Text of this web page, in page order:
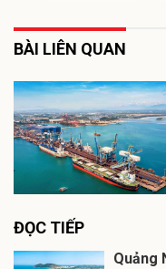
BÀI LIÊN QUAN
ĐỌC TIẾP
Quảng